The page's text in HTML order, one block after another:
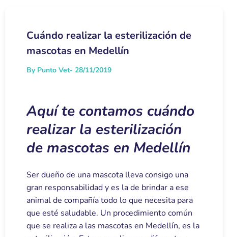
Cuándo realizar la esterilización de
mascotas en Medellín
By Punto Vet- 28/11/2019
Aquí te contamos cuándo
realizar la esterilización
de mascotas en Medellín
Ser dueño de una mascota lleva consigo una
gran responsabilidad y es la de brindar a ese
animal de compañía todo lo que necesita para
que esté saludable. Un procedimiento común
que se realiza a las mascotas en Medellín, es la